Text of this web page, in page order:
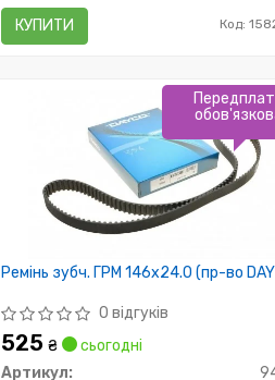
КУПИТИ Код:
Ремінь зубч. ГРМ 146x24.0 (пр-во
0 відгуків
525 ₴
сьогодні
Артикул: